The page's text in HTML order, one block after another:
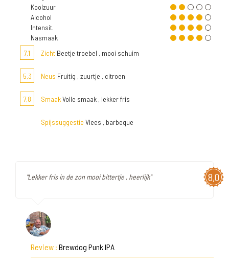
Koolzuur
Alcohol
Intensit.
Nasmaak
7,1
Zicht Beetje troebel , mooi schuim
5,3 Neus Fruitig , zuurtje , citroen
7,8 SmaakVolle smaak , lekker fris
Spijssuggestie Vlees , barbeque
8,0
"Lekker fris in de zon mooi bittertje , heerlijk"
Review : Brewdog Punk IPA